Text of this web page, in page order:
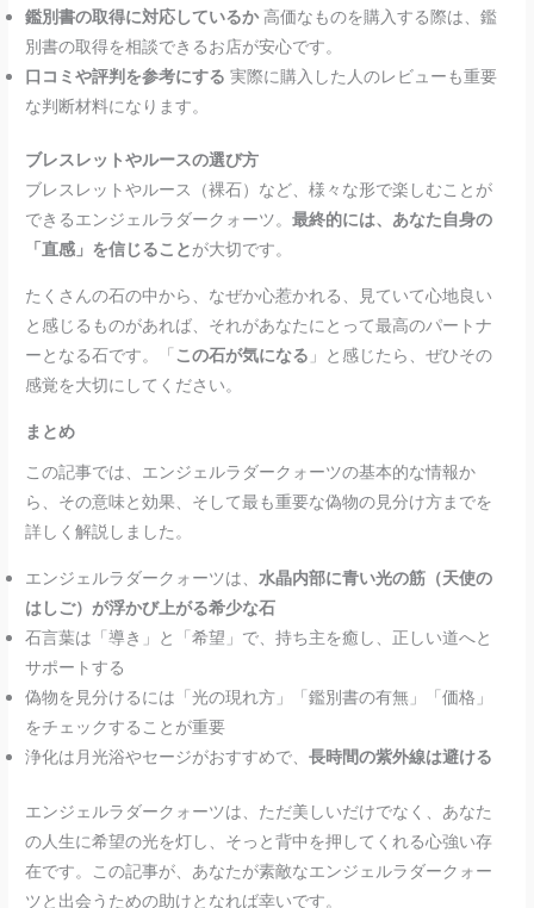
鑑別書の取得に対応しているか高価なものを購入する際は、鑑
別書の取得を相談できるお店が安心です。
口コミや評判を参考にする 実際に購入した人のレビューも重要
な判断材料になります。
ブレスレットやルースの選び方
ブレスレットやルース（裸石）など、様々な形で楽しむことが
できるエンジェルラダークォーツ。最終的には、あなた自身の
「直感」を信じることが大切です。
たくさんの石の中から、なぜか心惹かれる、見ていて心地良い
と感じるものがあれば、それがあなたにとって最高のパートナ
ーとなる石です。「この石が気になる」と感じたら、ぜひその
感覚を大切にしてください。
まとめ
この記事では、エンジェルラダークォーツの基本的な情報か
ら、その意味と効果、そして最も重要な偽物の見分け方までを
詳しく解説しました。
エンジェルラダークォーツは、水晶内部に青い光の筋（天使の
はしご）が浮かび上がる希少な石
石言葉は「導き」と「希望」で、持ち主を癒し、正しい道へと
サポートする
偽物を見分けるには「光の現れ方」「鑑別書の有無」「価格」
をチェックすることが重要
浄化は月光浴やセージがおすすめで、長時間の紫外線は避ける
エンジェルラダークォーツは、ただ美しいだけでなく、あなた
の人生に希望の光を灯し、そっと背中を押してくれる心強い存
在です。この記事が、あなたが素敵なエンジェルラダークォー
ツと出会うための助けとなれば幸いです。